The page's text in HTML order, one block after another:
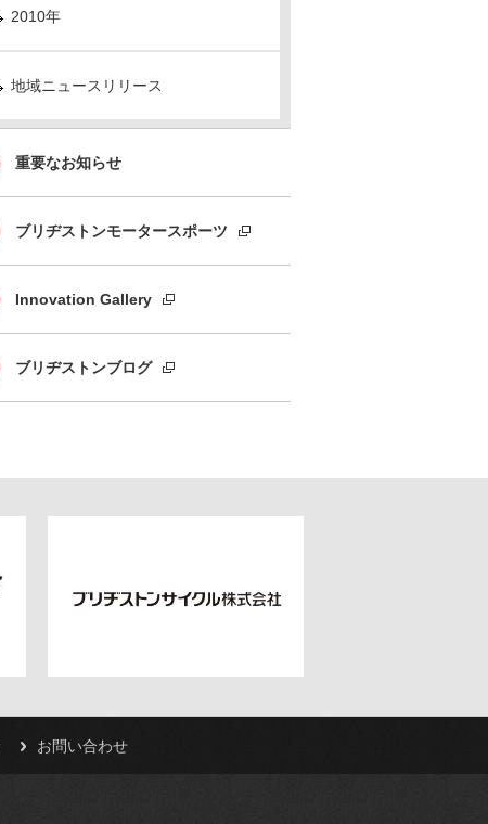
2010年
地域ニュースリリース
重要なお知らせ
ブリヂストンモータースポーツ
Innovation Gallery
ブリヂストンブログ
お問い合わせ